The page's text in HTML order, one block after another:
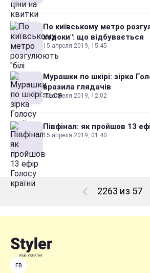
По київському метро
ходоки": що відбувається
15 апреля 2019, 15:45
Мурашки по шкірі: зірка
вразила глядачів
15 апреля 2019, 12:02
Півфінал: як пройшов 13
15 апреля 2019, 01:40
2263 из 57
FB